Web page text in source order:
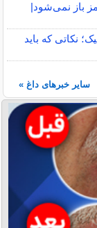
باز نمی‌شود|
نکاتی که باید
سایر خبرهای داغ »